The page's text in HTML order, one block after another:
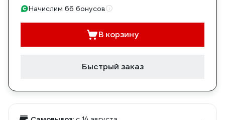
Начислим 66 бонусов
В корзину
Быстрый заказ